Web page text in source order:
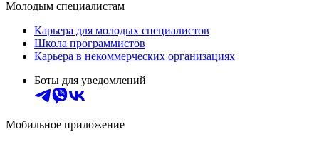
Молодым специалистам
Карьера для молодых специалистов
Школа программистов
Карьера в некоммерческих организациях
Боты для уведомлений
Мобильное приложение